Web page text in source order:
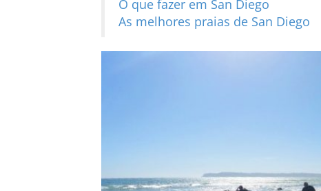
O que fazer em San Diego
As melhores praias de San Diego